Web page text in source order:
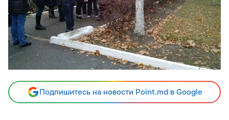
Подпишитесь на новости Point.md в Google